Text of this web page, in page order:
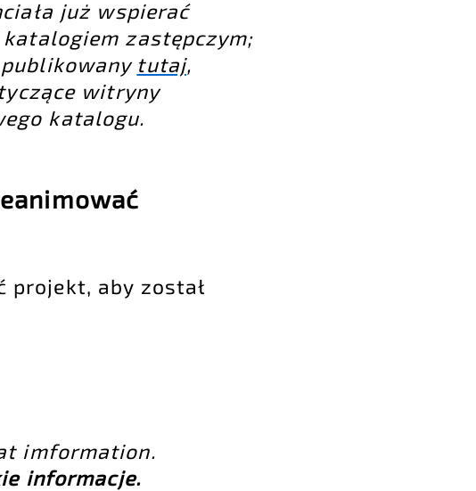
już wspierać
zastępczym;
tutaj,
witryny
katalogu.
projekt, aby został
imformation.
informacje.